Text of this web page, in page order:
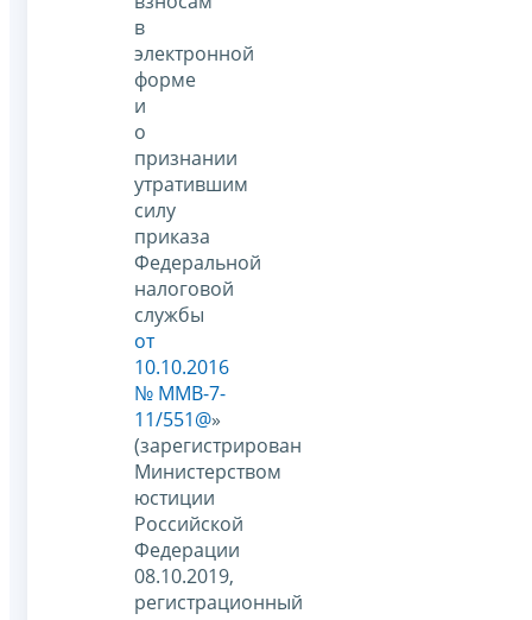
в
электронной
форме
и
о
признании
утратившим
силу
приказа
Федеральной
налоговой
службы
от
10.10.2016
№ ММВ-7-
11/551@»
(зарегистрирован
Министерством
юстиции
Российской
Федерации
08.10.2019,
регистрационный